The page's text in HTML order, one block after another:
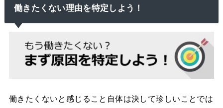
働きたくない理由を特定しよう！
働きたくないと感じること自体は決して珍しいことでは